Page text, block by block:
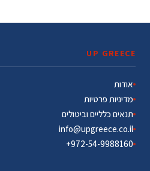
UP GREECE
אודות
מדיניות פרטיות
תנאים כלליים וביטולים
info@upgreece.co.il
972-54-9988160+